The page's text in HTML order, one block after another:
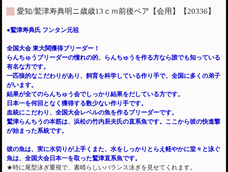
愛知/鷲津寿典明ニ歳歳13ｃｍ前後ペア【会用】 【20336】
●鷲津寿典氏 フンタン元祖
全国大会 東大関獲得ブリーダー！
らんちゅうブリーダーの憧れの的、らんちゅうを作る方なら誰でも知っている
有名な方です。
一匹狼的なこだわりがあり、飼育を科学している作り手で、全国に多くの弟子
がいます。
結果が全てのらんちゅう会でしっかり結果をだしている方です。
日本一を何回となく獲得する数少ない作り手です。
血統にこだわり、全国大会レベルの魚を作るブリーダーです。
鷲津らんちうの本筋は、浜松の竹内辰夫氏の直系魚です。ここから彼の快進撃
が始まった系統です。
彼の魚は、実に水切りが上手くまた、水をしっかりとらえ軽やかに堂々と泳ぐ
魚は、全国大会日本一を取った鷲津直系魚です。
★特に尾型泳ぎ重視で、素晴らしいバランス泳ぎを見せてくれます。